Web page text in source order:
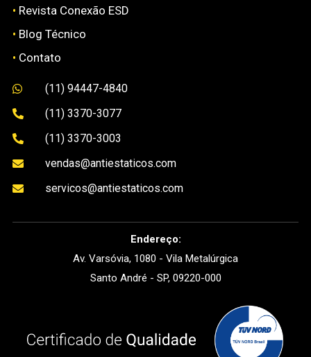
• Revista Conexão ESD
• Blog Técnico
• Contato
 (11) 94447-4840
 (11) 3370-3077
 (11) 3370-3003
 vendas@antiestaticos.com
 servicos@antiestaticos.com
Endereço:
Av. Varsóvia, 1080 - Vila Metalúrgica
Santo André - SP, 09220-000